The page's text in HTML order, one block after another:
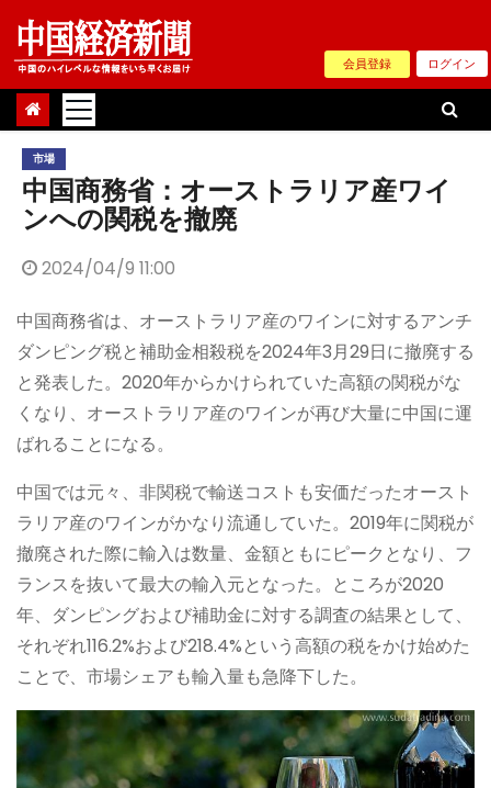
Skip
content
会員登録 ログイン
市場
中国商務省：オーストラリア産ワイ
ンへの関税を撤廃
2024/04/9 11:00
中国商務省は、オーストラリア産のワインに対するアンチ
ダンピング税と補助金相殺税を2024年3月29日に撤廃する
と発表した。2020年からかけられていた高額の関税がな
くなり、オーストラリア産のワインが再び大量に中国に運
ばれることになる。
中国では元々、非関税で輸送コストも安価だったオースト
ラリア産のワインがかなり流通していた。2019年に関税が
撤廃された際に輸入は数量、金額ともにピークとなり、フ
ランスを抜いて最大の輸入元となった。ところが2020
年、ダンピングおよび補助金に対する調査の結果として、
それぞれ116.2%および218.4%という高額の税をかけ始めた
ことで、市場シェアも輸入量も急降下した。